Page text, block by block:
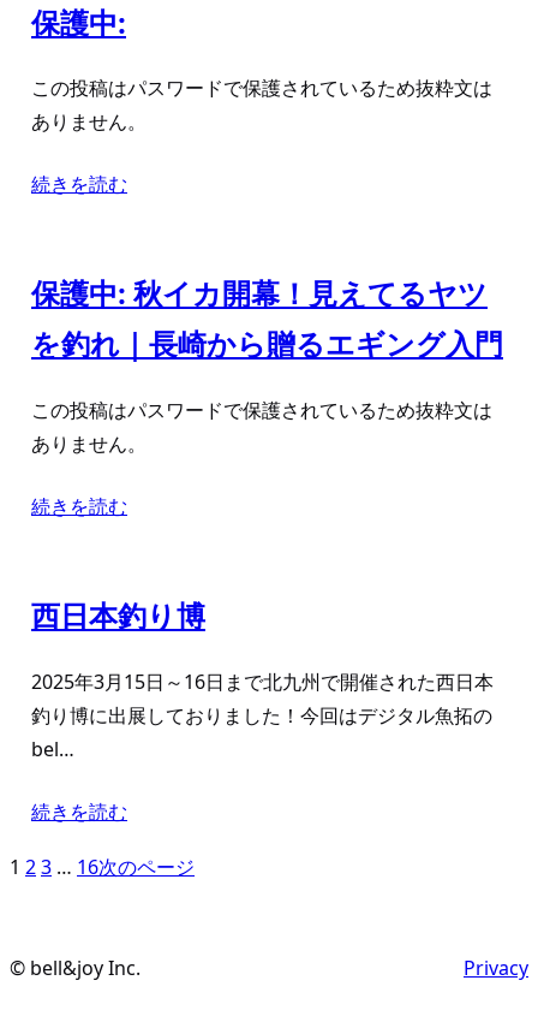
保護中:
この投稿はパスワードで保護されているため抜粋文は
ありません。
続きを読む
保護中: 秋イカ開幕！見えてるヤツ
を釣れ｜長崎から贈るエギング入門
この投稿はパスワードで保護されているため抜粋文は
ありません。
続きを読む
西日本釣り博
2025年3月15日～16日まで北九州で開催された西日本
釣り博に出展しておりました！今回はデジタル魚拓の
bel…
続きを読む
1 23 … 16次のページ
© bell&joy Inc. Privacy